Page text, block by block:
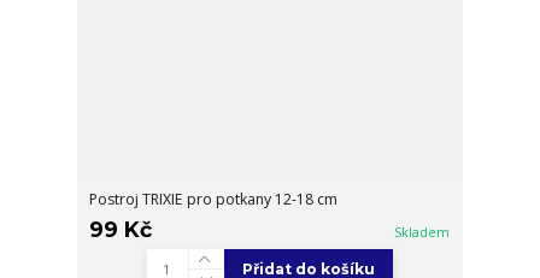
Postroj TRIXIE pro potkany 12-18 cm
99 Kč Skladem
Přidat do košíku